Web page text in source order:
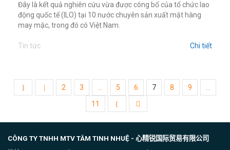
Đây là kết quả nghiên cứu vừa được công bố của tổ chức lao
động quốc tế (ILO) tại 10 nước chuyên sản xuất mặt hàng
may mặc, trong đó có Việt Nam.
Tin tức Chi tiết
2 3 5 6 7 8 9
11
CÔNG TY TNHH MTV TÂM TINH NHUỆ - 心精锐国际贸易有限公司